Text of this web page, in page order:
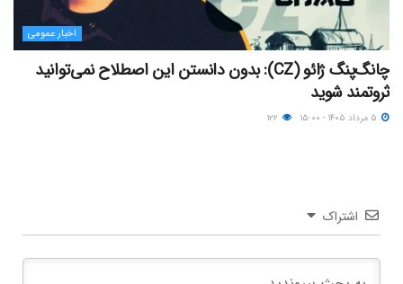
اخبار عمومی
چانگ‌پنگ ژائو (CZ): بدون دانستن این اصطلاح نمی‌توانید
ثروتمند شوید
اشتراک